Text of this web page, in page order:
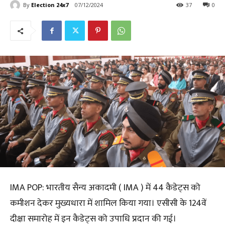
By Election 24x7 07/12/2024 0
37
IMA POP: भारतीय सैन्य अकादमी ( IMA ) में 44 कैडेट्स को
कमीशन देकर मुख्यधारा में शामिल किया गया। एसीसी के 124वें
दीक्षा समारोह में इन कैडेट्स को उपाधि प्रदान की गई।